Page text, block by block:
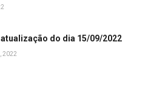
do dia 15/09/2022
2022